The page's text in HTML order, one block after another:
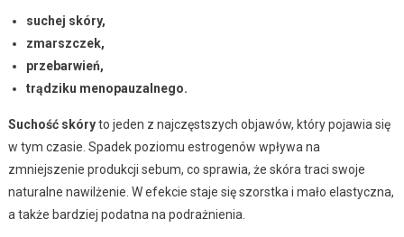
suchej skóry,
zmarszczek,
przebarwień,
trądziku menopauzalnego.
Suchość skóryto jeden z najczęstszych objawów, który pojawia się
w tym czasie. Spadek poziomu estrogenów wpływa na
zmniejszenie produkcji sebum, co sprawia, że skóra traci swoje
naturalne nawilżenie. W efekcie staje się szorstka i mało elastyczna,
a także bardziej podatna na podrażnienia.